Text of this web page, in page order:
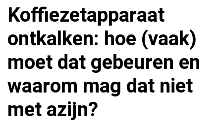
Koffiezetapparaat
ontkalken: hoe (vaak)
moet dat gebeuren en
waarom mag dat niet
met azijn?